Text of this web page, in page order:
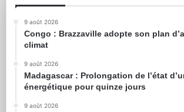
9 août 2026
Congo : Brazzaville adopte son plan
climat
9 août 2026
Madagascar : Prolongation de l’état
énergétique pour quinze jours
9 août 2026